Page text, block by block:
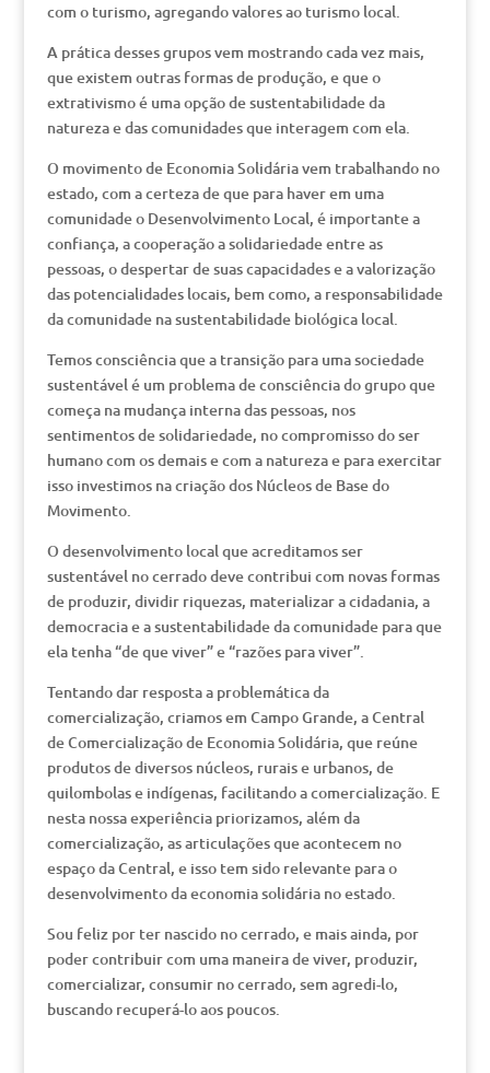
com o turismo, agregando valores ao turismo local.
A prática desses grupos vem mostrando cada vez mais,
que existem outras formas de produção, e que o
extrativismo é uma opção de sustentabilidade da
natureza e das comunidades que interagem com ela.
O movimento de Economia Solidária vem trabalhando no
estado, com a certeza de que para haver em uma
comunidade o Desenvolvimento Local, é importante a
confiança, a cooperação a solidariedade entre as
pessoas, o despertar de suas capacidades e a valorização
das potencialidades locais, bem como, a responsabilidade
da comunidade na sustentabilidade biológica local.
Temos consciência que a transição para uma sociedade
sustentável é um problema de consciência do grupo que
começa na mudança interna das pessoas, nos
sentimentos de solidariedade, no compromisso do ser
humano com os demais e com a natureza e para exercitar
isso investimos na criação dos Núcleos de Base do
Movimento.
O desenvolvimento local que acreditamos ser
sustentável no cerrado deve contribui com novas formas
de produzir, dividir riquezas, materializar a cidadania, a
democracia e a sustentabilidade da comunidade para que
ela tenha “de que viver” e “razões para viver”.
Tentando dar resposta a problemática da
comercialização, criamos em Campo Grande, a Central
de Comercialização de Economia Solidária, que reúne
produtos de diversos núcleos, rurais e urbanos, de
quilombolas e indígenas, facilitando a comercialização. E
nesta nossa experiência priorizamos, além da
comercialização, as articulações que acontecem no
espaço da Central, e isso tem sido relevante para o
desenvolvimento da economia solidária no estado.
Sou feliz por ter nascido no cerrado, e mais ainda, por
poder contribuir com uma maneira de viver, produzir,
comercializar, consumir no cerrado, sem agredi-lo,
buscando recuperá-lo aos poucos.